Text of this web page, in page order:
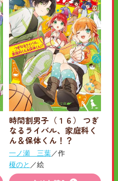
時間割男子（１６） つぎ
なるライバル、家庭科く
ん＆保体くん！？
一ノ瀬 三葉／作
榎のと ／絵